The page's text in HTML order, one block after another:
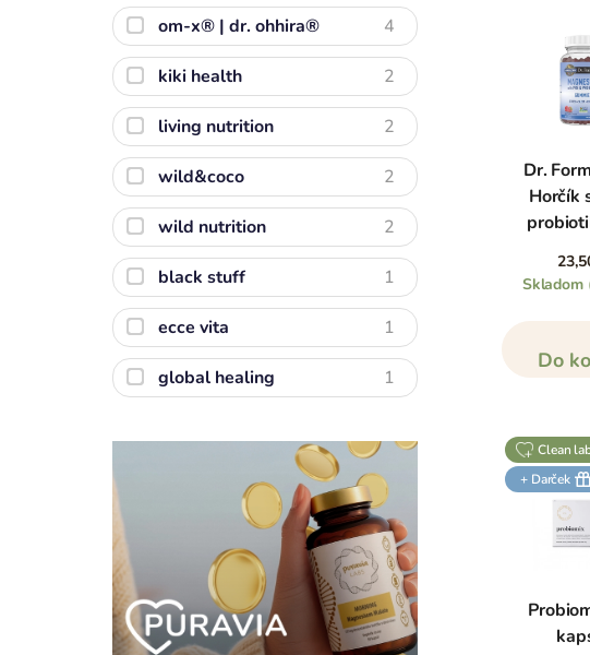
om-x® | dr. ohhira® 4
kiki health 2
living nutrition 2
wild&coco 2
wild nutrition 2
black stuff 1
ecce vita 1
global healing 1
Dr.
Horčík
malina,
Skladom
Do
clean
+ Darček